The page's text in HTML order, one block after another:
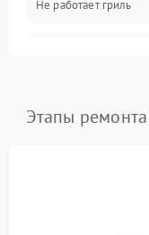
Не работает гриль
Этапы